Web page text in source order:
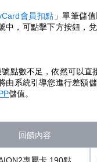
會員扣點 」單筆儲
中，可點擊下方按鈕，
點數不足，依然可以直
由系統引導您進行差額
儲值。
回饋內容